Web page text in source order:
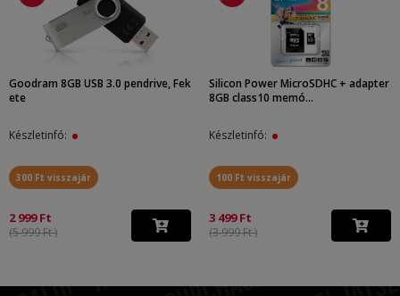
Goodram 8GB USB 3.0 pendrive, Fek
ete
Készletinfó:
300 Ft visszajár
2 999 Ft
(5 999 Ft )
Silicon Power MicroSDHC + adapter
8GB class10 memó...
Készletinfó:
100 Ft visszajár
3 499 Ft
(3 999 Ft )